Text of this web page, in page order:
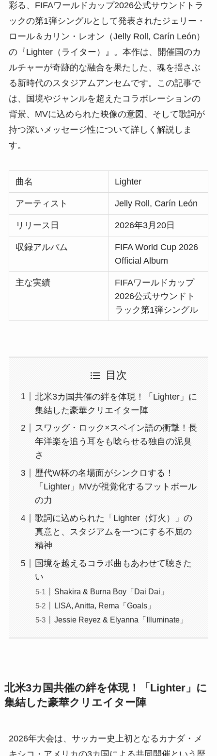
彩る、FIFAワールドカップ2026公式サウンドトラ
ックの第1弾シングルとして発表されたジェリー・
ロール＆カリン・レオン（Jelly Roll, Carín León）
の『Lighter（ライター）』。本作は、開催国のカ
ルチャーが奇跡的な融合を果たした、魂を揺さぶ
る新時代のスタジアムアンセムです。この記事で
は、国境やジャンルを超えたコラボレーションの
背景、MVに込められた映像の意図、そして歌詞が
持つ深いメッセージ性について詳しく解説しま
す。
曲名 Lighter
アーティスト Jelly Roll, Carín León
リリース日 2026年3月20日
収録アルバム
FIFA World Cup 2026
Official Album
主な実績
FIFAワールドカップ
2026公式サウンドト
ラック第1弾シングル
目次
北米3カ国共催の絆を体現！「Lighter」に
集結した豪華クリエイター陣
スワッグ・ロック×スペイン語の衝撃！長
年洋楽を追う耳をも唸らせる独自の泥臭
さ
歴代W杯の名場面がシンクロする！
「Lighter」MVが視覚化するフットボール
の力
歌詞に込められた「Lighter（灯火）」の
真意と、スタジアムを一つにする不屈の
精神
国境を越えるコラボ曲もあわせて聴きた
い
Shakira & Burna Boy「Dai Dai」
LISA, Anitta, Rema「Goals」
Jessie Reyez & Elyanna「Illuminate」
北米3カ国共催の絆を体現！「Lighter」に
集結した豪華クリエイター陣
2026年大会は、サッカー史上初となるカナダ・メ
キシコ・アメリカの3カ国による共同開催という歴